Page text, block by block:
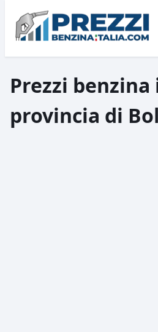
Prezzi benzina
provincia di